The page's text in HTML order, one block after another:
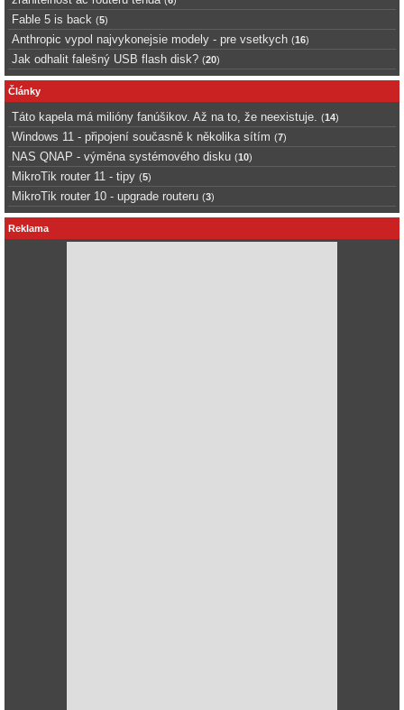
Fable 5 is back (5)
Anthropic vypol najvykonejsie modely - pre vsetkych (16)
Jak odhalit falešný USB flash disk? (20)
Články
Táto kapela má milióny fanúšikov. Až na to, že neexistuje. (14)
Windows 11 - připojení současně k několika sítím (7)
NAS QNAP - výměna systémového disku (10)
MikroTik router 11 - tipy (5)
MikroTik router 10 - upgrade routeru (3)
Reklama